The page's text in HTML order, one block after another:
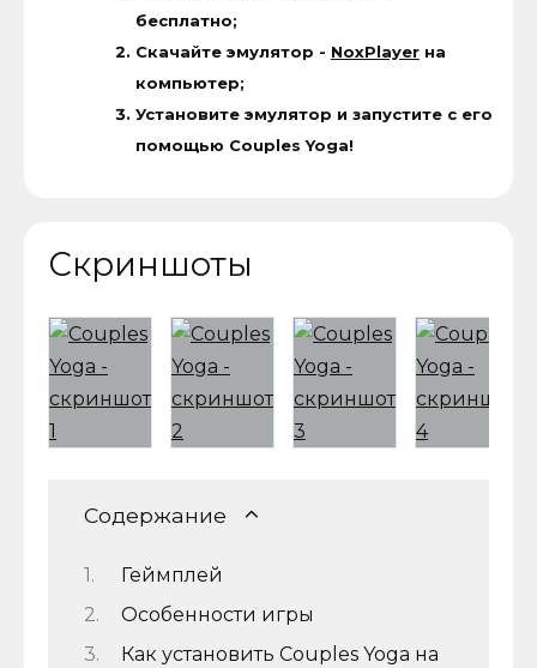
бесплатно;
Скачайте эмулятор - NoxPlayerна
компьютер;
Установите эмулятор и запустите с его
помощью Couples Yoga!
Скриншоты
Содержание
Геймплей
Особенности игры
Как установить Couples Yoga на